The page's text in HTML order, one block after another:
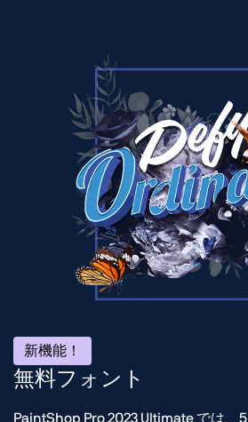
新機能！
無料フォント
PaintShop Pro 2023 Ultimate では、